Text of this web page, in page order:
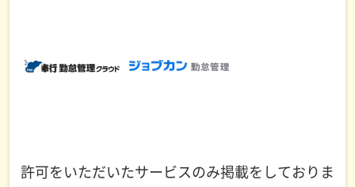
許可をいただいたサービスのみ掲載をしておりま